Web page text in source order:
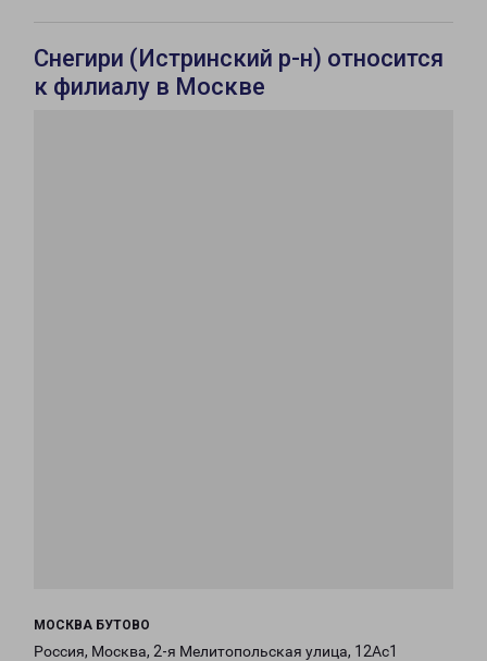
Снегири (Истринский р-н) относится
к филиалу в Москве
МОСКВА БУТОВО
Россия, Москва, 2-я Мелитопольская улица, 12Ас1